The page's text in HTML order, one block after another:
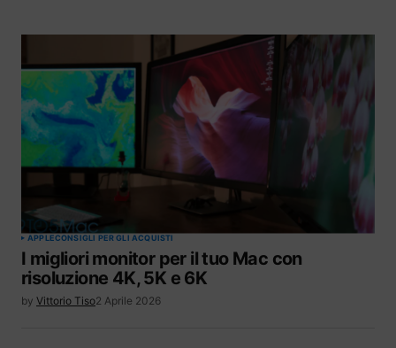
APPLECONSIGLI PER GLI ACQUISTI
I migliori monitor per il tuo Mac con
risoluzione 4K, 5K e 6K
by Vittorio Tiso2 Aprile 2026